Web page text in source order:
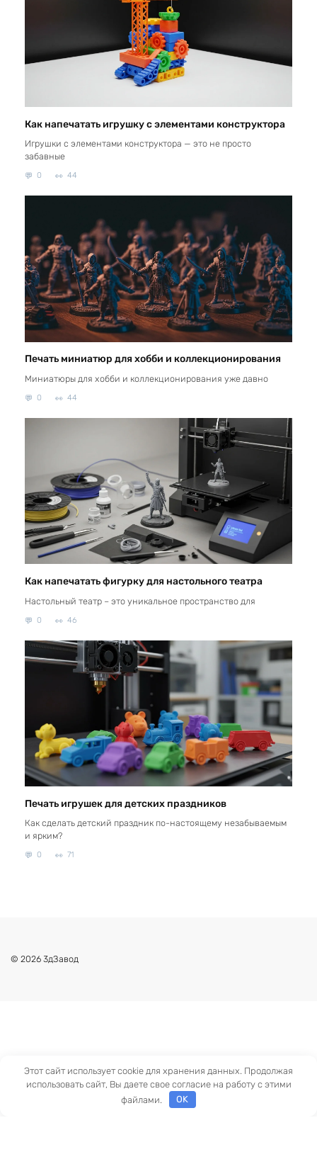
Как напечатать игрушку с элементами конструктора
Игрушки с элементами конструктора — это не просто
забавные
0 44
Печать миниатюр для хобби и коллекционирования
Миниатюры для хобби и коллекционирования уже давно
0 44
Как напечатать фигурку для настольного театра
Настольный театр – это уникальное пространство для
0 46
Печать игрушек для детских праздников
Как сделать детский праздник по-настоящему незабываемым
и ярким?
0 71
© 2026 3дЗавод
Этот сайт использует cookie для хранения данных. Продолжая
использовать сайт, Вы даете свое согласие на работу с этими
файлами.
OK